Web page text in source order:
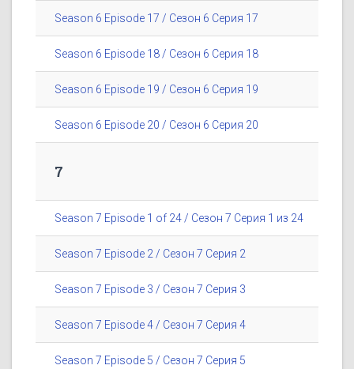
Season 6 Episode 17 / Сезон 6 Серия 17
Season 6 Episode 18 / Сезон 6 Серия 18
Season 6 Episode 19 / Сезон 6 Серия 19
Season 6 Episode 20 / Сезон 6 Серия 20
7
Season 7 Episode 1 of 24 / Сезон 7 Серия 1 из 24
Season 7 Episode 2 / Сезон 7 Серия 2
Season 7 Episode 3 / Сезон 7 Серия 3
Season 7 Episode 4 / Сезон 7 Серия 4
Season 7 Episode 5 / Сезон 7 Серия 5